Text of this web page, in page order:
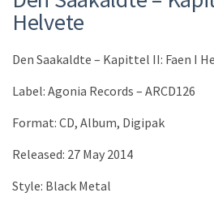
Helvete
Den Saakaldte ‎– Kapittel II: Faen I
Label: Agonia Records ‎– ARCD126
Format: CD, Album, Digipak
Released: 27 May 2014
Style: Black Metal